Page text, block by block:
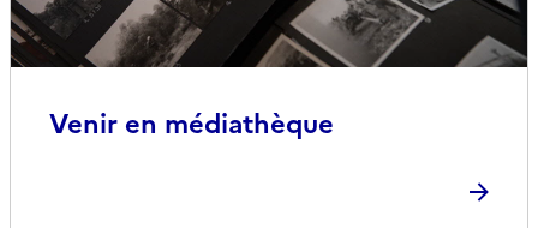
Venir en médiathèque